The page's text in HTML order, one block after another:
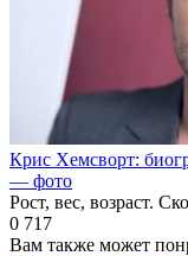
Крис Хемсворт:
— фото
Рост, вес, возраст.
0 717
Вам также может